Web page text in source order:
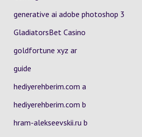
generative ai adobe photoshop 3
GladiatorsBet Casino
goldfortune xyz ar
guide
hediyerehberim.com a
hediyerehberim.com b
hram-alekseevskii.ru b